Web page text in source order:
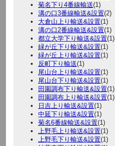
菊名下り4番線輸送(1)
溝の口3番線輸送&設置(2)
大倉山上り輸送&設置(1)
溝の口2番線輸送&設置(1)
都立大学下り輸送&設置(1)
緑が丘下り輸送&設置(1)
緑が丘上り輸送&設置(1)
反町下り輸送(1)
尾山台上り輸送&設置(1)
尾山台下り輸送&設置(1)
田園調布下り輸送&設置(1)
田園調布上り輸送&設置(1)
日吉上り輸送&設置(1)
中延下り輸送&設置(1)
菊名6番線輸送&設置(1)
上野毛上り輸送&設置(1)
上野毛下り輸送&設置(1)